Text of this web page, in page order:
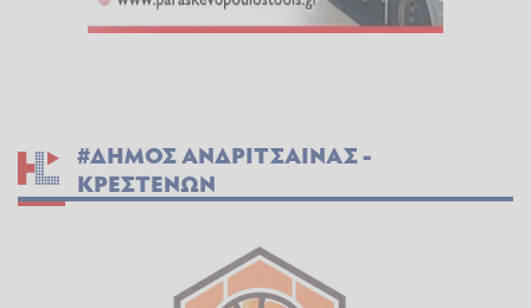
#ΔΗΜΟΣ ΑΝΔΡΙΤΣΑΙΝΑΣ -
ΚΡΕΣΤΕΝΩΝ